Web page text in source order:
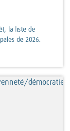
la liste de
de 2026.
démocratie